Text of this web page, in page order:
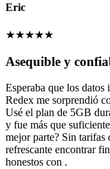
Eric
★★★★★
Asequible y
Esperaba que los datos
Redex me sorprendió
Usé el plan de 5GB
y fue más que
mejor parte? Sin tarifas
refrescante encontrar
honestos con .